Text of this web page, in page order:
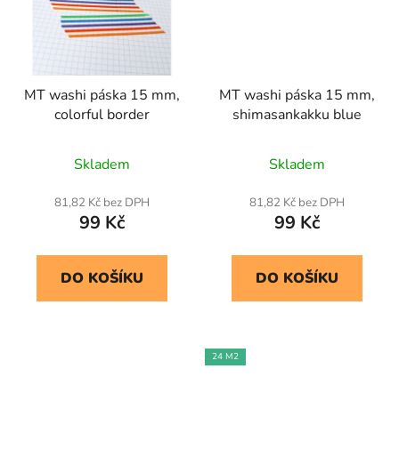
MT washi páska 15 mm,
colorful border
Skladem
81,82 Kč bez DPH
99 Kč
DO KOŠÍKU
MT washi páska 15 mm,
shimasankakku blue
Skladem
81,82 Kč bez DPH
99 Kč
DO KOŠÍKU
24 M2